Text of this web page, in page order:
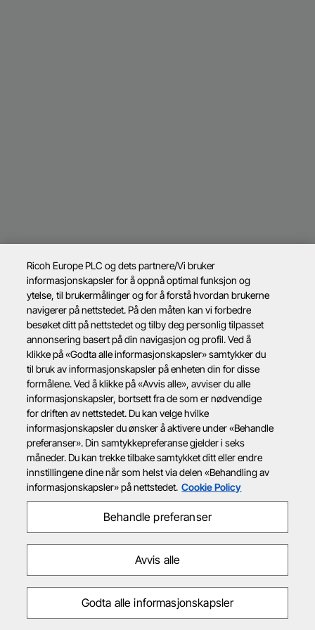
Ricoh Europe PLC og dets partnere/Vi bruker
informasjonskapsler for å oppnå optimal funksjon og
ytelse, til brukermålinger og for å forstå hvordan brukerne
navigerer på nettstedet. På den måten kan vi forbedre
besøket ditt på nettstedet og tilby deg personlig tilpasset
annonsering basert på din navigasjon og profil. Ved å
klikke på «Godta alle informasjonskapsler» samtykker du
til bruk av informasjonskapsler på enheten din for disse
formålene. Ved å klikke på «Avvis alle», avviser du alle
informasjonskapsler, bortsett fra de som er nødvendige
for driften av nettstedet. Du kan velge hvilke
informasjonskapsler du ønsker å aktivere under «Behandle
preferanser». Din samtykkepreferanse gjelder i seks
måneder. Du kan trekke tilbake samtykket ditt eller endre
innstillingene dine når som helst via delen «Behandling av
informasjonskapsler» på nettstedet. Cookie Policy
Behandle preferanser
Avvis alle
Godta alle informasjonskapsler